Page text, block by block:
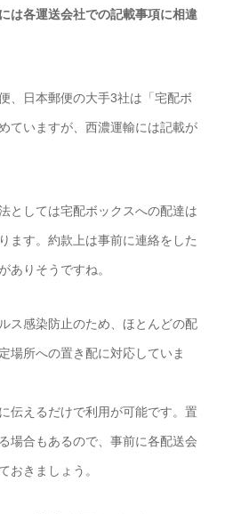
は各運送会社での記載事項に相違
、日本郵便の大手3社は「宅配ボ
ていますが、西濃運輸には記載が
としては宅配ボックスへの配達は
ます。約款上は事前に連絡をした
ありそうですね。
ス感染防止のため、ほとんどの配
場所への置き配に対応していま
伝えるだけで利用が可能です。 置
場合もあるので、事前に各配送会
おきましょう。